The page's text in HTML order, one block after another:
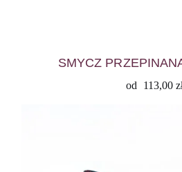
SMYCZ
od 113,00